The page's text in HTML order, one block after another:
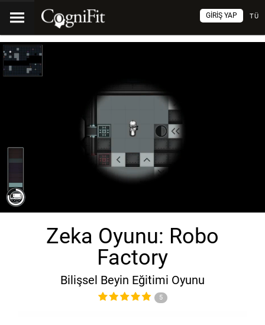
TÜ
GIRIŞ YAP
Zeka Oyunu: Robo
Factory
Bilişsel Beyin Eğitimi Oyunu
5